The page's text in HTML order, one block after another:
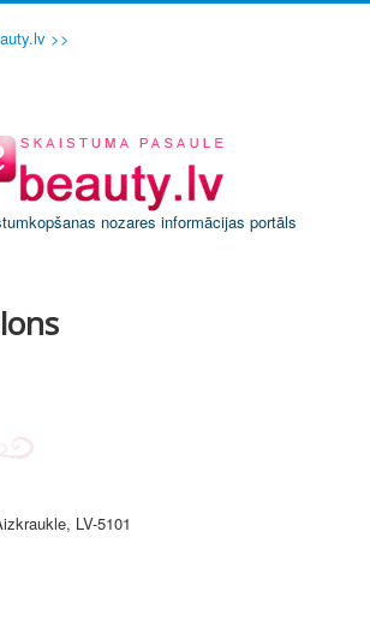
>>
nozares informācijas portāls
, LV-5101